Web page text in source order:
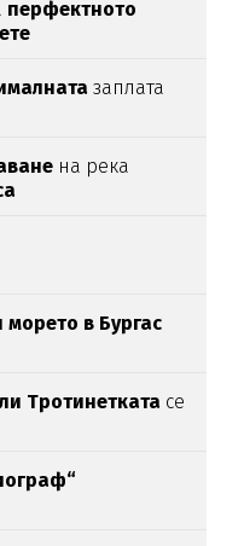
перфектното
заплата
на река
в Бургас
Тротинетката се